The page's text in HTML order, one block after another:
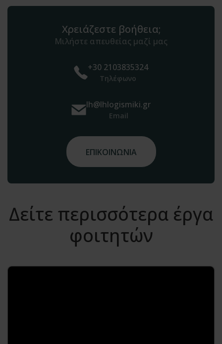
Χρειάζεστε βοήθεια;
Μιλήστε απευθείας μαζί μας
+30 2103835324
Τηλέφωνο
lh@lhlogismiki.gr
Email
ΕΠΙΚΟΙΝΩΝΙΑ
Δείτε περισσότερα έργα
φοιτητών